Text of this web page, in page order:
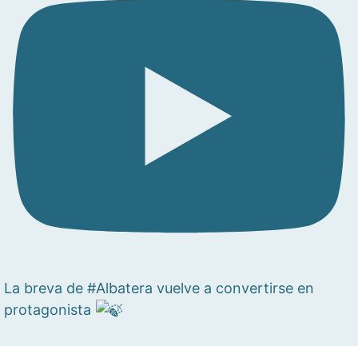
La breva de #Albatera vuelve a convertirse en
protagonista